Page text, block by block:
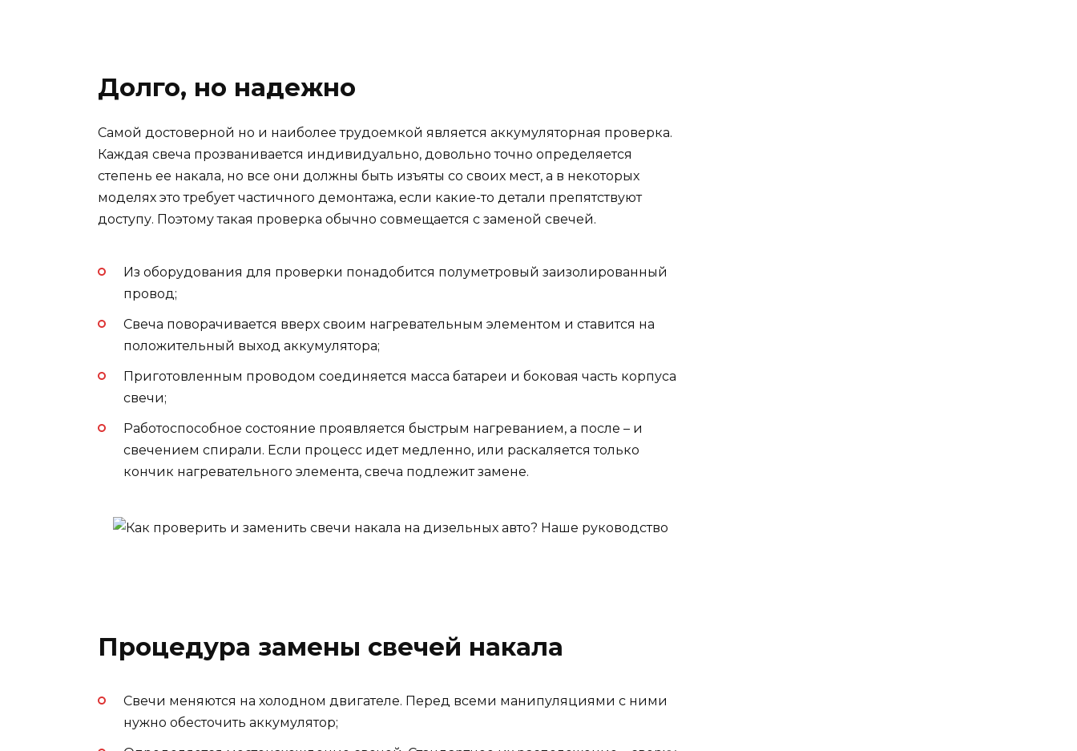
Долго, но надежно
Самой достоверной но и наиболее трудоемкой является аккумуляторная проверка.
Каждая свеча прозванивается индивидуально, довольно точно определяется
степень ее накала, но все они должны быть изъяты со своих мест, а в некоторых
моделях это требует частичного демонтажа, если какие-то детали препятствуют
доступу. Поэтому такая проверка обычно совмещается с заменой свечей.
Из оборудования для проверки понадобится полуметровый заизолированный
провод;
Свеча поворачивается вверх своим нагревательным элементом и ставится на
положительный выход аккумулятора;
Приготовленным проводом соединяется масса батареи и боковая часть корпуса
свечи;
Работоспособное состояние проявляется быстрым нагреванием, а после – и
свечением спирали. Если процесс идет медленно, или раскаляется только
кончик нагревательного элемента, свеча подлежит замене.
Процедура замены свечей накала
Свечи меняются на холодном двигателе. Перед всеми манипуляциями с ними
нужно обесточить аккумулятор;